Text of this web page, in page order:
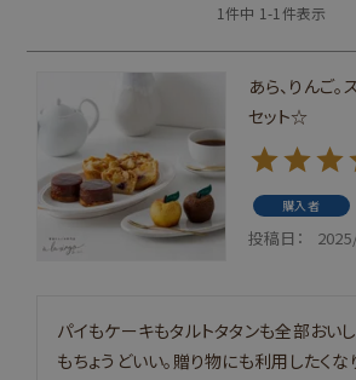
1件中 1-1件表示
あら、りんご
セット☆
購入者
投稿日
パイもケーキもタルトタタンも全部おい
もちょうどいい。贈り物にも利用したく